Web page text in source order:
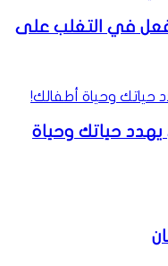
في التغلب على
حياتك وحياة